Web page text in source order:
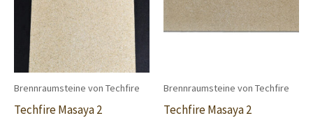
Brennraumsteine von Techfire
Techfire Masaya 2
Brennraumsteine von Techfire
Techfire Masaya 2